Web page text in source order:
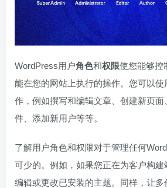
WordPress用户角色和权限使您能够控
能在您的网站上执行的操作。您可以
作，例如撰写和编辑文章、创建新页
件、添加新用户等等。
了解用户角色和权限对于管理任何
可少的。例如，如果您正在为客户构
编辑或更改已安装的主题。同样，让